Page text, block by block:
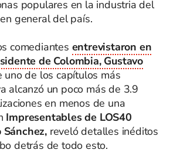
populares en la industria del
general del país.
comediantes entrevistaron en
de Colombia, Gustavo
de los capítulos más
alcanzó un poco más de 3.9
en menos de una
Impresentables de LOS40
reveló detalles inéditos
detrás de todo esto.